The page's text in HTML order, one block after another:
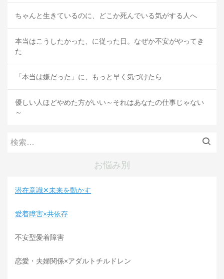
ちゃんと生きているのに、どこか死んでいる気がする人へ
本当はこうしたかった、に従った日。なぜか不安がやってき
た
「本当は嫌だった」に、もっと早く気づけたら
優しい人ほどやめた方がいい～それはあなたの仕事じゃない
～
検
お悩み別
潜在意識✕未来を動かす
愛着障害×共依存
不安型愛着障害
恋愛・夫婦関係×アダルトチルドレン